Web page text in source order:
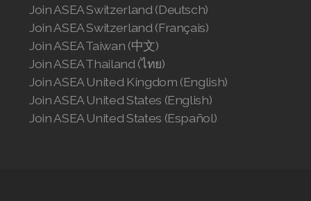
Join ASEA Switzerland (Deutsch)
Join ASEA Switzerland (Français)
Join ASEA Taiwan (中文)
Join ASEA Thailand (ไทย)
Join ASEA United Kingdom (English)
Join ASEA United States (English)
Join ASEA United States (Español)